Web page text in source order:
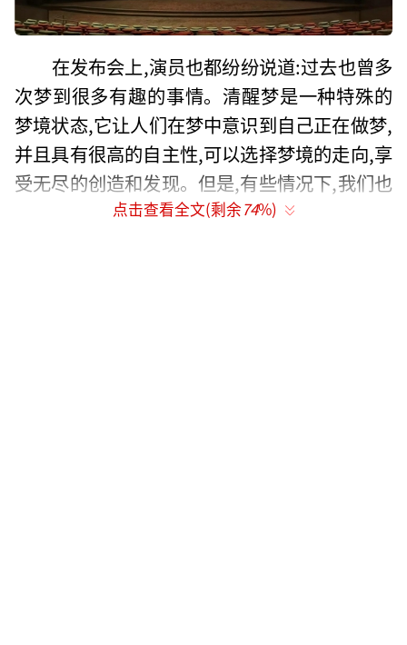
在发布会上,演员也都纷纷说道:过去也曾多
次梦到很多有趣的事情。清醒梦是一种特殊的
梦境状态,它让人们在梦中意识到自己正在做梦,
并且具有很高的自主性,可以选择梦境的走向,享
受无尽的创造和发现。但是,有些情况下,我们也
会在梦境中患上噩梦,被夜魔纠缠。而电影中呈
点击查看全文(剩余74%)